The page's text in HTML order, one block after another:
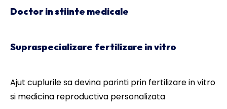
Doctor in stiinte medicale
Supraspecializare fertilizare in vitro
Ajut cuplurile sa devina parinti prin fertilizare in vitro
si medicina reproductiva personalizata